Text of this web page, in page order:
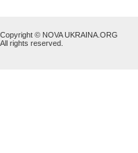
Copyright © NOVA UKRAINA.ORG
All rights reserved.